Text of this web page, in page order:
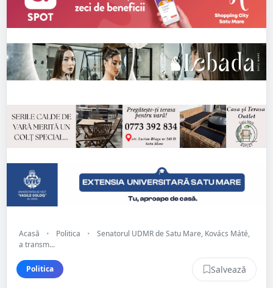
Acasă • Politica •
Senatorul UDMR de Satu Mare, Kovács Máté,
a transm...
Politica Salvează